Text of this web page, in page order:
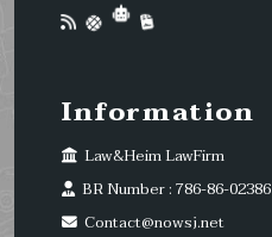
Information
Law&Heim LawFirm
BR Number : 786-86-02386
Contact@nowsj.net